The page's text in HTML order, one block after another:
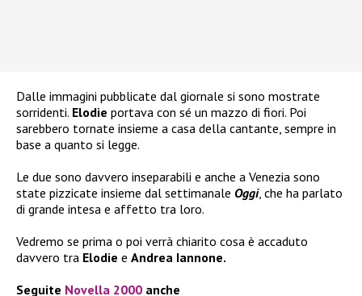
Dalle immagini pubblicate dal giornale si sono mostrate
sorridenti. Elodie portava con sé un mazzo di fiori. Poi
sarebbero tornate insieme a casa della cantante, sempre in
base a quanto si legge.
Le due sono davvero inseparabili e anche a Venezia sono
state pizzicate insieme dal settimanale Oggi, che ha parlato
di grande intesa e affetto tra loro.
Vedremo se prima o poi verrà chiarito cosa è accaduto
davvero tra Elodie e Andrea Iannone.
Seguite Novella 2000 anche